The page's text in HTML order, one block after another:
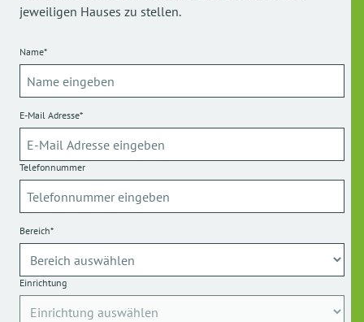
jeweiligen Hauses zu stellen.
Name*
E-Mail Adresse*
Telefonnummer
Bereich*
Einrichtung